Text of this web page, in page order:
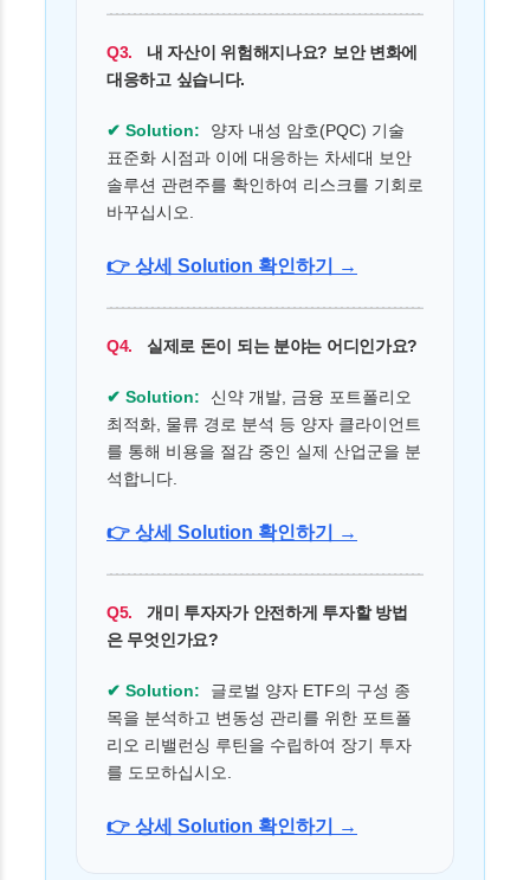
Q3.
내 자산이 위험해지나요? 보안 변화에
대응하고 싶습니다.
✔ Solution:
양자 내성 암호(PQC) 기술
표준화 시점과 이에 대응하는 차세대 보안
솔루션 관련주를 확인하여 리스크를 기회로
바꾸십시오.
👉 상세 Solution 확인하기 →
Q4. 실제로 돈이 되는 분야는 어디인가요?
✔ Solution:
신약 개발, 금융 포트폴리오
최적화, 물류 경로 분석 등 양자 클라이언트
를 통해 비용을 절감 중인 실제 산업군을 분
석합니다.
👉 상세 Solution 확인하기 →
Q5.
개미 투자자가 안전하게 투자할 방법
은 무엇인가요?
✔ Solution:
글로벌 양자 ETF의 구성 종
목을 분석하고 변동성 관리를 위한 포트폴
리오 리밸런싱 루틴을 수립하여 장기 투자
를 도모하십시오.
👉 상세 Solution 확인하기 →